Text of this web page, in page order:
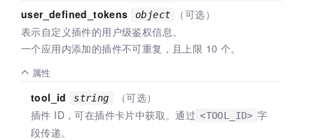
user_defined_tokens object
（可选）
表示自定义插件的用户级鉴权信息。
一个应用内添加的插件不可重复，且上限 10 个。
属性
tool_id string
（可选）
插件 ID，可在插件卡片中获取。通过 <TOOL_ID> 字
段传递。